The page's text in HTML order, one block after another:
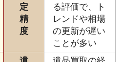
定
精
度
る評価で、ト
レンドや相場
の更新が遅い
ことが多い